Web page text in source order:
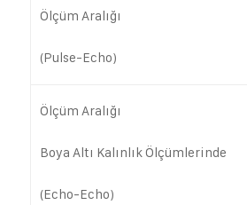
Ölçüm Aralığı
(Pulse-Echo)
Ölçüm Aralığı
Boya Altı Kalınlık Ölçümlerinde
(Echo-Echo)